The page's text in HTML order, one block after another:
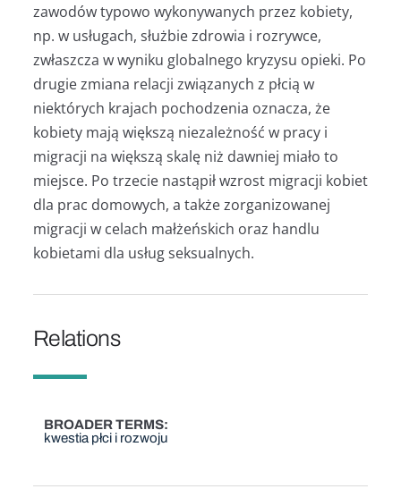
zawodów typowo wykonywanych przez kobiety,
np. w usługach, służbie zdrowia i rozrywce,
zwłaszcza w wyniku globalnego kryzysu opieki. Po
drugie zmiana relacji związanych z płcią w
niektórych krajach pochodzenia oznacza, że
kobiety mają większą niezależność w pracy i
migracji na większą skalę niż dawniej miało to
miejsce. Po trzecie nastąpił wzrost migracji kobiet
dla prac domowych, a także zorganizowanej
migracji w celach małżeńskich oraz handlu
kobietami dla usług seksualnych.
Relations
BROADER TERMS
kwestia płci i rozwoju